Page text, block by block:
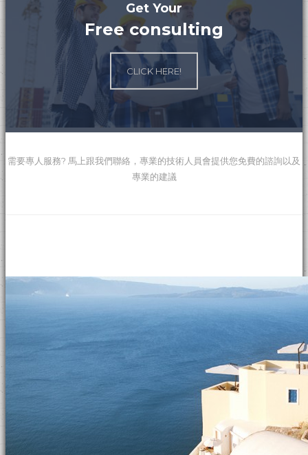
商辦
Get Your
Free consulting
CLICK HERE!
需要專人服務? 馬上跟我們聯絡，專業的技術人員會提供您免費的諮詢以及
專業的建議